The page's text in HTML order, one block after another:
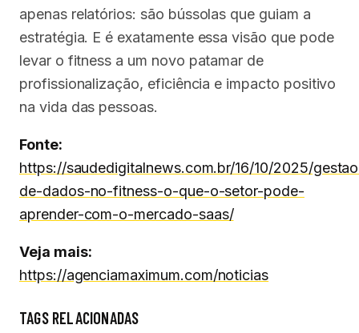
apenas relatórios: são bússolas que guiam a
estratégia. E é exatamente essa visão que pode
levar o fitness a um novo patamar de
profissionalização, eficiência e impacto positivo
na vida das pessoas.
Fonte:
https://saudedigitalnews.com.br/16/10/2025/
de-dados-no-fitness-o-que-o-setor-pode-
aprender-com-o-mercado-saas/
Veja mais:
https://agenciamaximum.com/noticias
TAGS RELACIONADAS